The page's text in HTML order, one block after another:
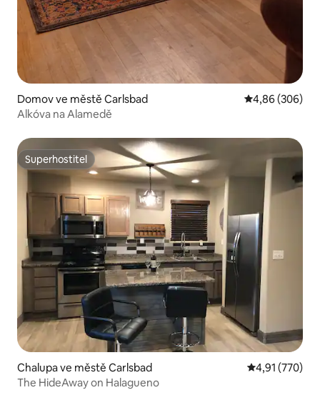
Domov ve městě Carlsbad Průměrné
4,86 (306)
Alkóva na Alamedě
Superhostitel
Superhostitel
Chalupa ve městě Carlsbad Průměrné
4,91 (770)
The HideAway on Halagueno